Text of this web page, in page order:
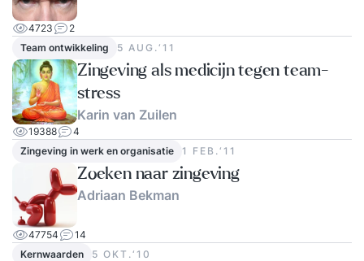
4723
2
Team ontwikkeling
5 AUG.‘11
Zingeving als medicijn tegen team-
stress
Karin van Zuilen
19388
4
Zingeving in werk en organisatie
1 FEB.‘11
Zoeken naar zingeving
Adriaan Bekman
47754
14
Kernwaarden
5 OKT.‘10